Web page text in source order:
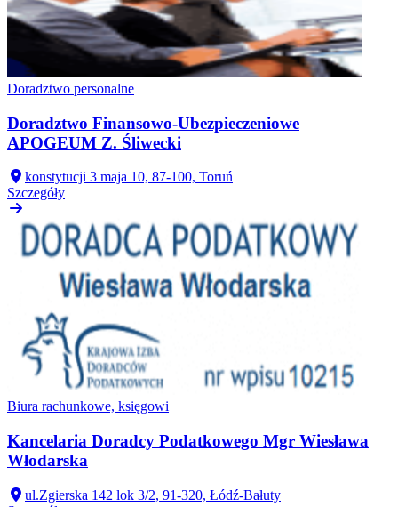
Doradztwo personalne
Doradztwo Finansowo-Ubezpieczeniowe
APOGEUM Z. Śliwecki
konstytucji 3 maja 10, 87-100, Toruń
Szczegóły
Biura rachunkowe, księgowi
Kancelaria Doradcy Podatkowego Mgr Wiesława
Włodarska
ul.Zgierska 142 lok 3/2, 91-320, Łódź-Bałuty